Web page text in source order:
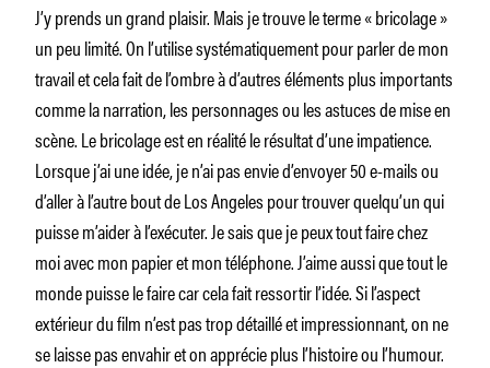
J’y prends un grand plaisir. Mais je trouve le terme « bricolage »
un peu limité. On l’utilise systématiquement pour parler de mon
travail et cela fait de l’ombre à d’autres éléments plus importants
comme la narration, les personnages ou les astuces de mise en
scène. Le bricolage est en réalité le résultat d’une impatience.
Lorsque j’ai une idée, je n’ai pas envie d’envoyer 50 e-mails ou
d’aller à l’autre bout de Los Angeles pour trouver quelqu’un qui
puisse m’aider à l’exécuter. Je sais que je peux tout faire chez
moi avec mon papier et mon téléphone. J’aime aussi que tout le
monde puisse le faire car cela fait ressortir l’idée. Si l’aspect
extérieur du film n’est pas trop détaillé et impressionnant, on ne
se laisse pas envahir et on apprécie plus l’histoire ou l’humour.